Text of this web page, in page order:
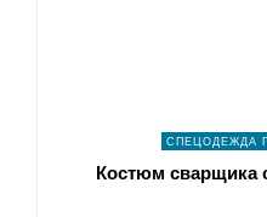
СПЕЦОДЕЖДА
Костюм сварщика